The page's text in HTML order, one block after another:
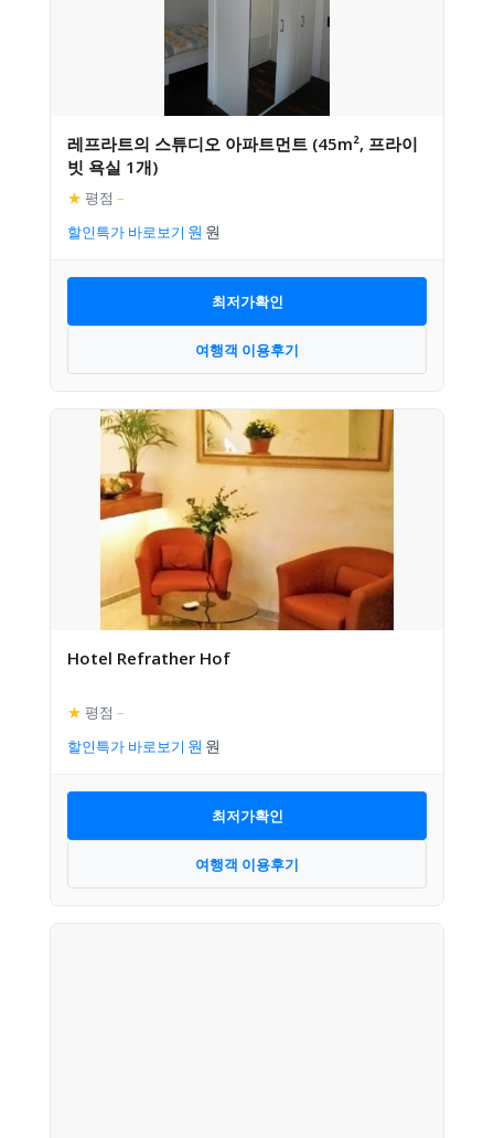
레프라트의 스튜디오 아파트먼트 (45m², 프라이
빗 욕실 1개)
★ 평점 –
할인특가 바로보기
최저가확인
여행객 이용후기
Hotel Refrather Hof
★ 평점 –
할인특가 바로보기
최저가확인
여행객 이용후기